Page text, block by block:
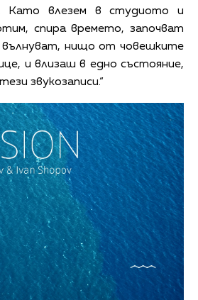
Като влезем в студиото и
спира времето, започват
нищо от човешките
и влизаш в едно състояние,
звукозаписи.“